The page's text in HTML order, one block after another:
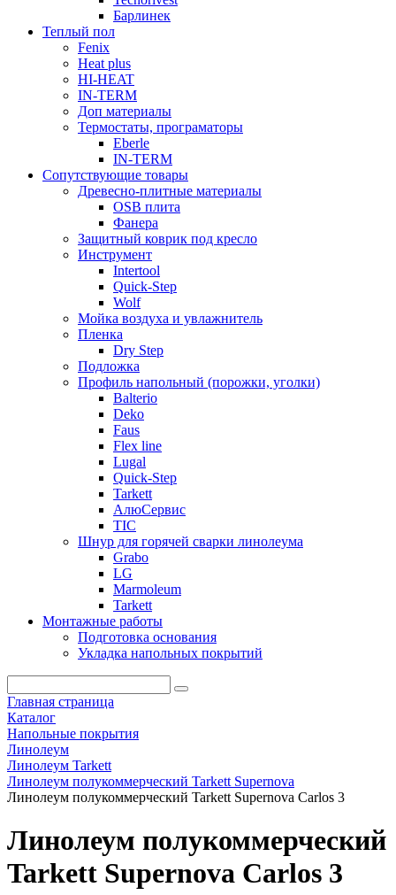
Барлинек
Теплый пол
Fenix
Heat plus
HI-HEAT
IN-TERM
Доп материалы
Термостаты, програматоры
Eberle
IN-TERM
Сопутствующие товары
Древесно-плитные материалы
OSB плита
Фанера
Защитный коврик под кресло
Инструмент
Intertool
Quick-Step
Wolf
Мойка воздуха и увлажнитель
Пленка
Dry Step
Подложка
Профиль напольный (порожки, уголки)
Balterio
Deko
Faus
Flex line
Lugal
Quick-Step
Tarkett
АлюСервис
ТІС
Шнур для горячей сварки линолеума
Grabo
LG
Marmoleum
Tarkett
Монтажные работы
Подготовка основания
Укладка напольных покрытий
Главная страница
Каталог
Напольные покрытия
Линолеум
Линолеум Tarkett
Линолеум полукоммерческий Tarkett Supernova
Линолеум полукоммерческий Tarkett Supernova Carlos 3
Линолеум полукоммерческий
Tarkett Supernova Carlos 3